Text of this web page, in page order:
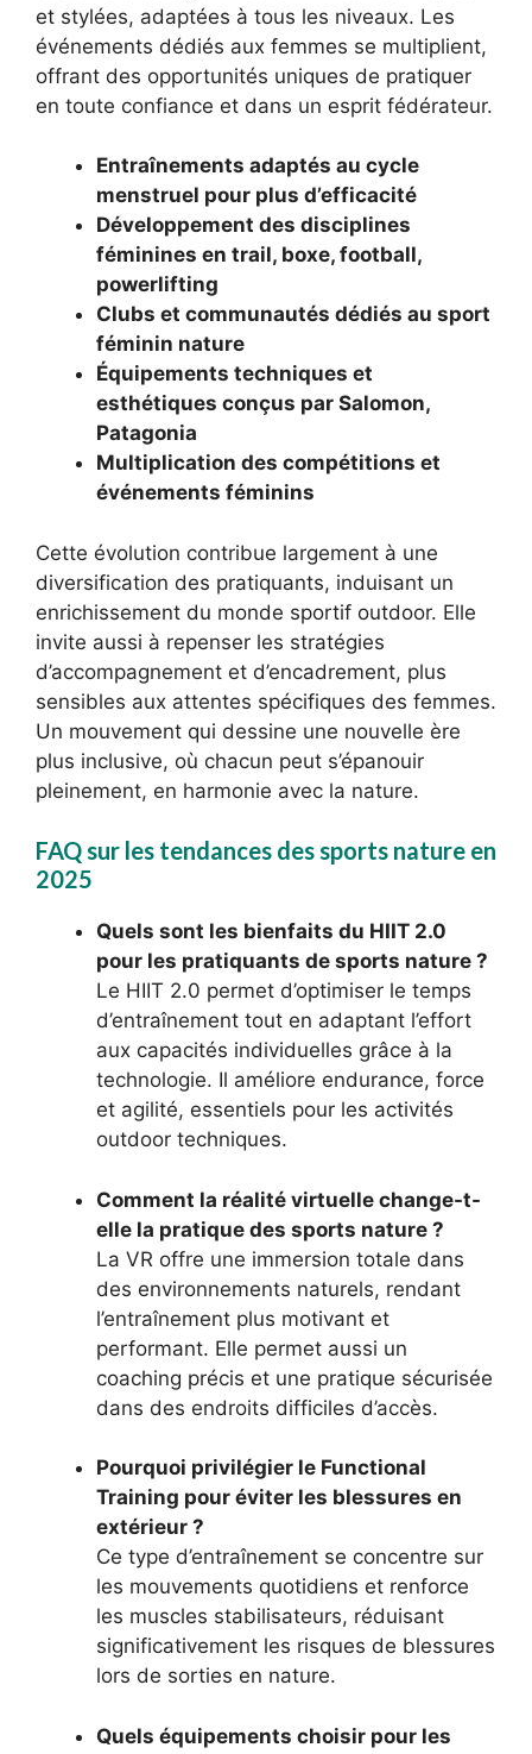
et stylées, adaptées à tous les niveaux. Les
événements dédiés aux femmes se multiplient,
offrant des opportunités uniques de pratiquer
en toute confiance et dans un esprit fédérateur.
Entraînements adaptés au cycle
menstruel pour plus d’efficacité
Développement des disciplines
féminines en trail, boxe, football,
powerlifting
Clubs et communautés dédiés au sport
féminin nature
Équipements techniques et
esthétiques conçus par Salomon,
Patagonia
Multiplication des compétitions et
événements féminins
Cette évolution contribue largement à une
diversification des pratiquants, induisant un
enrichissement du monde sportif outdoor. Elle
invite aussi à repenser les stratégies
d’accompagnement et d’encadrement, plus
sensibles aux attentes spécifiques des femmes.
Un mouvement qui dessine une nouvelle ère
plus inclusive, où chacun peut s’épanouir
pleinement, en harmonie avec la nature.
FAQ sur les tendances des sports nature en
2025
Quels sont les bienfaits du HIIT 2.0
pour les pratiquants de sports nature ?
Le HIIT 2.0 permet d’optimiser le temps
d’entraînement tout en adaptant l’effort
aux capacités individuelles grâce à la
technologie. Il améliore endurance, force
et agilité, essentiels pour les activités
outdoor techniques.
Comment la réalité virtuelle change-t-
elle la pratique des sports nature ?
La VR offre une immersion totale dans
des environnements naturels, rendant
l’entraînement plus motivant et
performant. Elle permet aussi un
coaching précis et une pratique sécurisée
dans des endroits difficiles d’accès.
Pourquoi privilégier le Functional
Training pour éviter les blessures en
extérieur ?
Ce type d’entraînement se concentre sur
les mouvements quotidiens et renforce
les muscles stabilisateurs, réduisant
significativement les risques de blessures
lors de sorties en nature.
Quels équipements choisir pour les